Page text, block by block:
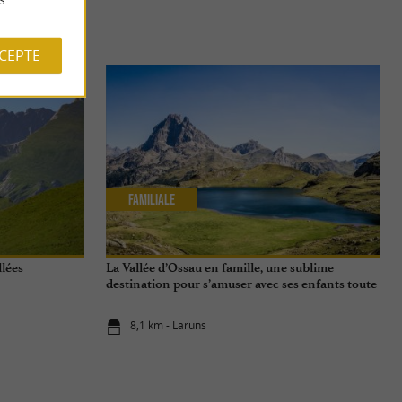
La Vallée d’Ossau en famille, une sublime
destination pour s’amuser avec ses enfants toute
8,1 km - Laruns
Familiale